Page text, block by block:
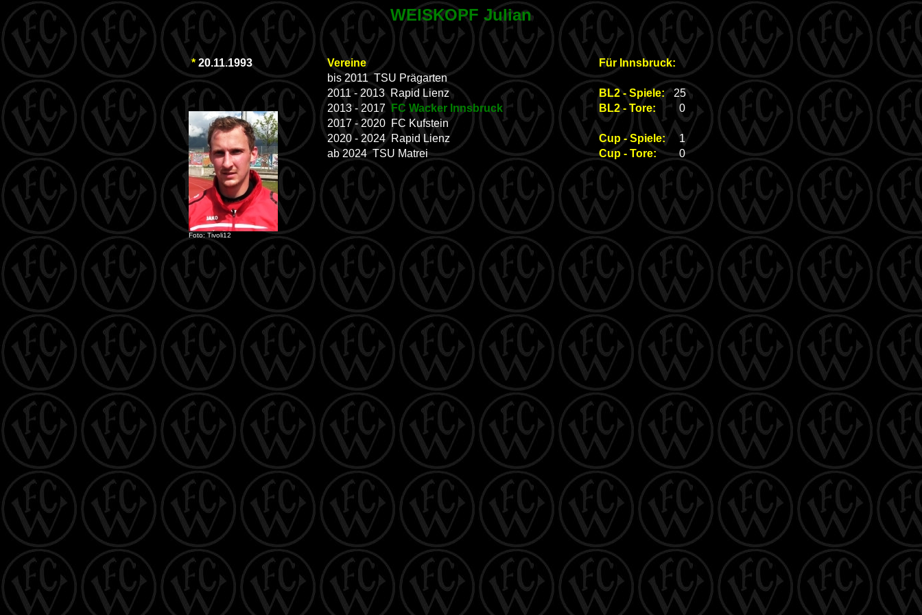
WEISKOPF Julian
* 20.11.1993 Vereine
Für Innsbruck:
bis 2011 TSU Prägarten
Foto: Tivoli12
2011 - 2013 Rapid Lienz BL2 - Spiele: 25
2013 - 2017 FC Wacker Innsbruck BL2 - Tore:
0
2017 - 2020 FC Kufstein
2020 - 2024 Rapid Lienz
Cup - Spiele:
1
ab 2024 TSU Matrei
Cup - Tore: 0